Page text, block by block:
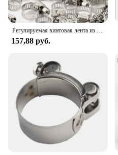
Регулируемая винтовая лента из нержавеющей стали, хомуты для шлангов, автомобильные топливные трубки, хомут для труб, червячные плоскогубцы, инструменты, кран, крепеж для водопроводных труб
157,88 руб.